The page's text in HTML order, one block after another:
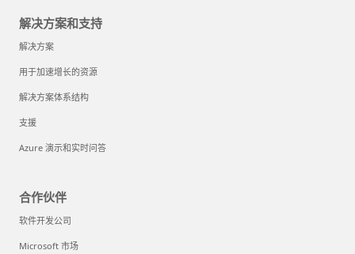
解决方案和支持
解决方案
用于加速增长的资源
解决方案体系结构
支援
Azure 演示和实时问答
合作伙伴
软件开发公司
Microsoft 市场